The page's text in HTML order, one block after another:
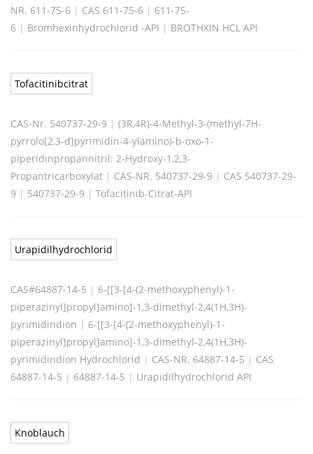
NR. 611-75-6 | CAS 611-75-6 | 611-75-
6 | Bromhexinhydrochlorid -API | BROTHXIN HCL API
Tofacitinibcitrat
CAS-Nr. 540737-29-9 | (3R,4R)-4-Methyl-3-(methyl-7H-
pyrrolo[2,3-d]pyrimidin-4-ylamino)-b-oxo-1-
piperidinpropannitril: 2-Hydroxy-1,2,3-
Propantricarboxylat | CAS-NR. 540737-29-9 | CAS 540737-29-
9 | 540737-29-9 | Tofacitinib-Citrat-API
Urapidilhydrochlorid
CAS#64887-14-5 | 6-[[3-[4-(2-methoxyphenyl)-1-
piperazinyl]propyl]amino]-1,3-dimethyl-2,4(1H,3H)-
pyrimidindion | 6-[[3-[4-(2-methoxyphenyl)-1-
piperazinyl]propyl]amino]-1,3-dimethyl-2,4(1H,3H)-
pyrimidindion Hydrochlorid | CAS-NR. 64887-14-5 | CAS
64887-14-5 | 64887-14-5 | Urapidilhydrochlorid API
Knoblauch